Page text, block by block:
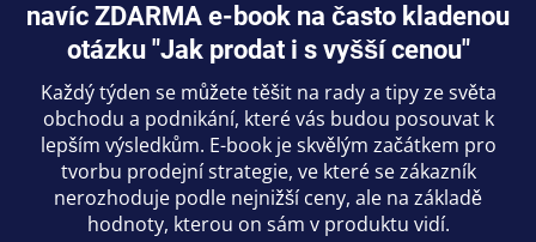
navíc ZDARMA e-book na často kladenou
otázku "Jak prodat i s vyšší cenou"
Každý týden se můžete těšit na rady a tipy ze světa
obchodu a podnikání, které vás budou posouvat k
lepším výsledkům. E-book je skvělým začátkem pro
tvorbu prodejní strategie, ve které se zákazník
nerozhoduje podle nejnižší ceny, ale na základě
hodnoty, kterou on sám v produktu vidí.